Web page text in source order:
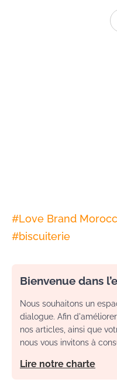
#Love Brand
#biscuiterie
Bienvenue dans
Nous souhaitons un
dialogue. Afin
nos articles, ainsi que
nous vous invitons à
Lire notre charte